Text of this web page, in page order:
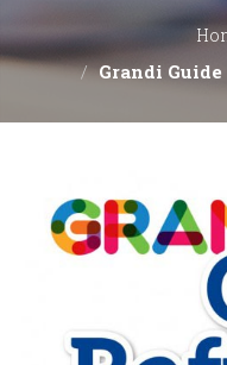
EDITORI
CONTATTACI
LIBRERIE
Grandi